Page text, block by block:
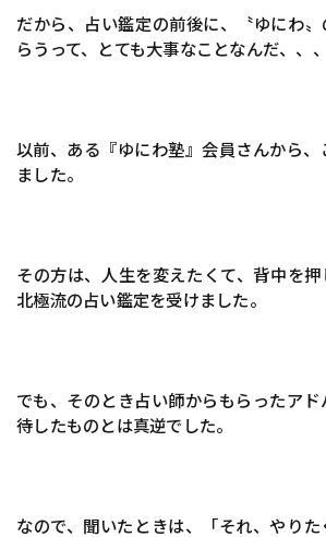
だから、占い鑑定の前後に、〝ゆにわ〟
らうって、とても大事なことなんだ、、
以前、ある『ゆにわ塾』会員さんから
ました。
その方は、人生を変えたくて、背中を押
北極流の占い鑑定を受けました。
でも、そのとき占い師からもらったア
待したものとは真逆でした。
なので、聞いたときは、「それ、やりた